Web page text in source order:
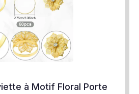
à Motif Floral Porte